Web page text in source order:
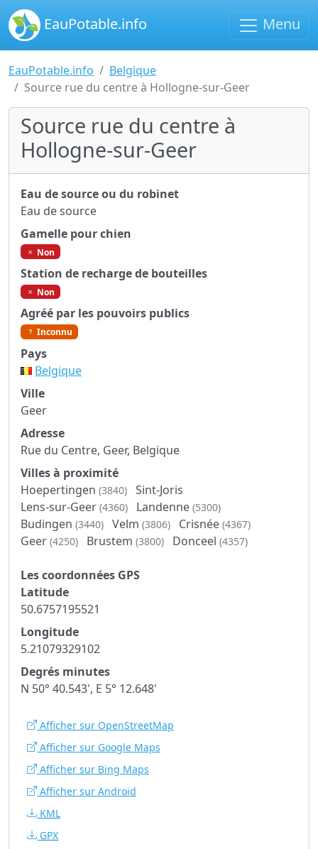
EauPotable.info Menu
EauPotable.info
Belgique
Source rue du centre à Hollogne-sur-Geer
Source rue du centre à
Hollogne-sur-Geer
Eau de source ou du robinet
Eau de source
Gamelle pour chien
Non
Station de recharge de bouteilles
Non
Agréé par les pouvoirs publics
Inconnu
Pays
Belgique
Ville
Geer
Adresse
Rue du Centre, Geer, Belgique
Villes à proximité
Hoepertingen (3840)
Sint-Joris
Lens-sur-Geer (4360) Landenne (5300)
Budingen (3440) Velm (3806) Crisnée (4367)
Geer (4250) Brustem (3800) Donceel (4357)
Les coordonnées GPS
Latitude
50.6757195521
Longitude
5.21079329102
Degrés minutes
N 50° 40.543', E 5° 12.648'
Afficher sur OpenStreetMap
Afficher sur Google Maps
Afficher sur Bing Maps
Afficher sur Android
KML
GPX